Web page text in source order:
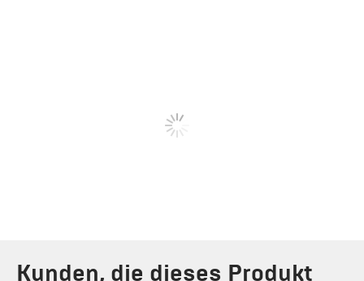
Kunden, die dieses Produkt